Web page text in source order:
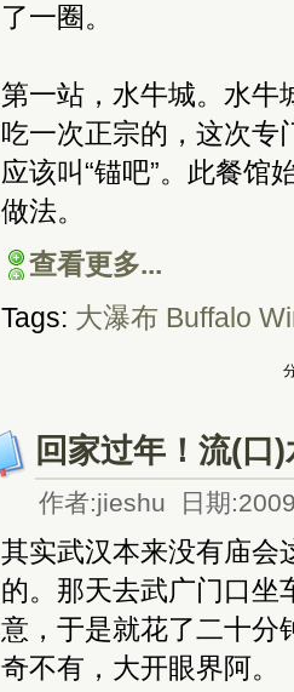
了一圈。
第一站，水牛城。水牛
吃一次正宗的，这次专
应该叫“锚吧”。此餐馆
做法。
查看更多...
Tags: 大瀑布 Buffalo
回家过年！流(口
作者:jieshu 日期
其实武汉本来没有庙会
的。那天去武广门口坐
意，于是就花了二十分
奇不有，大开眼界阿。